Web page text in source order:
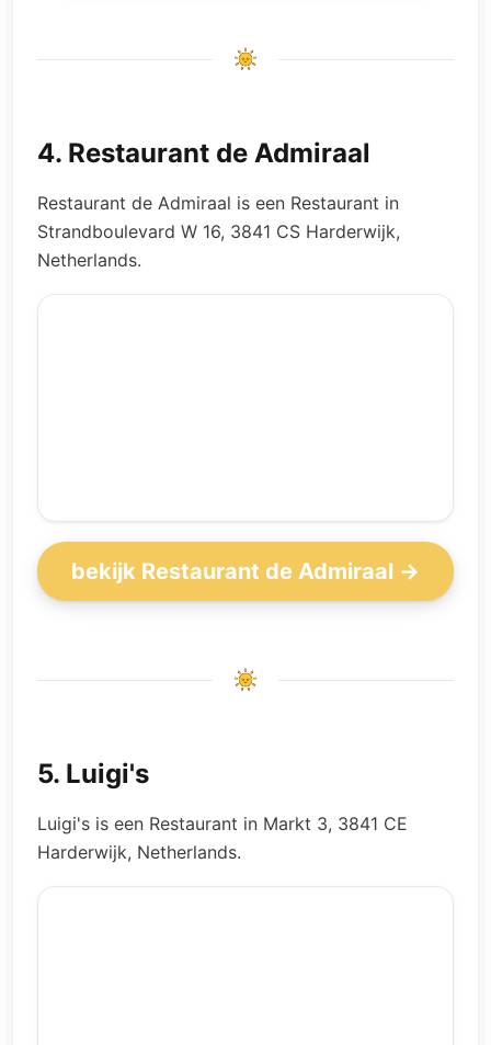
4. Restaurant de Admiraal
Restaurant de Admiraal is een Restaurant in
Strandboulevard W 16, 3841 CS Harderwijk,
Netherlands.
bekijk Restaurant de Admiraal →
5. Luigi's
Luigi's is een Restaurant in Markt 3, 3841 CE
Harderwijk, Netherlands.